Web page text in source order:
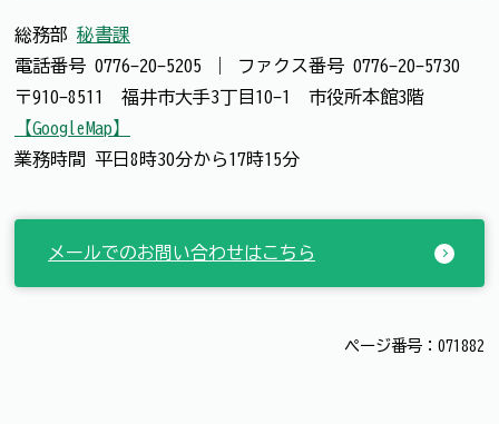
総務部 秘書課
電話番号 0776-20-5205 ファクス番号 0776-20-5730
〒910-8511 福井市大手3丁目10-1 市役所本館3階
【GoogleMap】
業務時間 平日8時30分から17時15分
メールでのお問い合わせはこちら
ページ番号：071882